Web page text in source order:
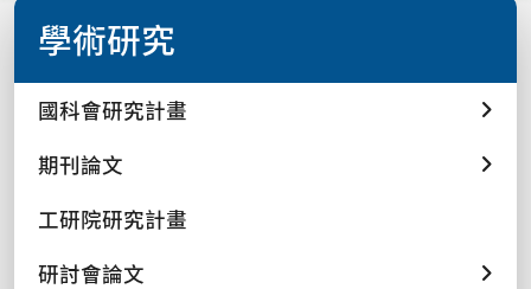
學術研究
國科會研究計畫
期刊論文
工研院研究計畫
研討會論文